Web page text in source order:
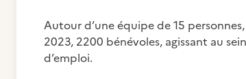
Autour d’une équipe de 15
2023, 2200 bénévoles, agissant au
d’emploi.